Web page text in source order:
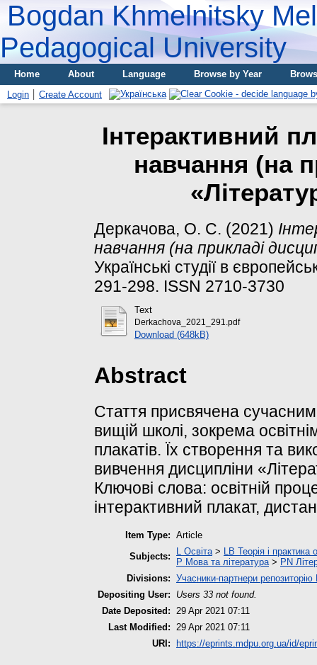
Bogdan Khmelnitsky
Pedagogical University
Home About Language Browse by Year
Login
Create Account
Інтерактивний
навчання (на
Деркачова, О. С. (2021)
навчання (на прикладі
Українські студії в
291-298. ISSN 2710-3730
Text
Derkachova_2021_291.pdf
Download (648kB)
Abstract
Стаття присвячена
вищій школі, зокрема
плакатів. Їх створення та
вивчення дисципліни
Ключові слова: освітній
інтерактивний плакат,
Item Type: Article
Subjects:
L Освіта> LB Теорія і практика
P Мова та література> PN
Divisions: Учасники-партнери
Depositing User:
Users 33 not found.
Date Deposited: 29 Apr 2021 07:11
Last Modified: 29 Apr 2021 07:11
URI:
https://eprints.mdpu.org.ua/id/